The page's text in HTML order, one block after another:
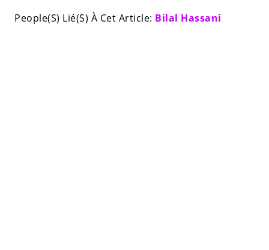
People(S) Lié(S) À Cet Article: Bilal Hassani